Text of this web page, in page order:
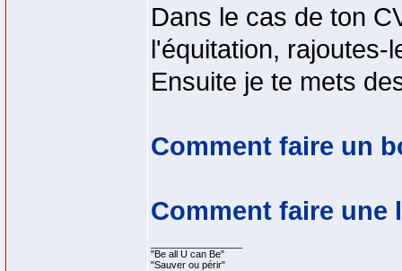
Dans le cas de ton
l'équitation, rajoutes-
Ensuite je te mets
Comment faire un
Comment faire une
"Be all U can Be"
"Sauver ou périr"